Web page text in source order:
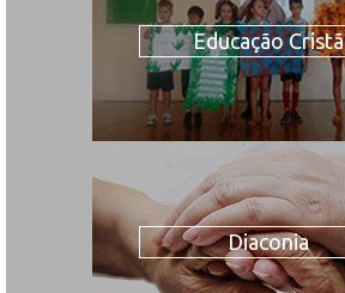
Educação Cristã
Diaconia